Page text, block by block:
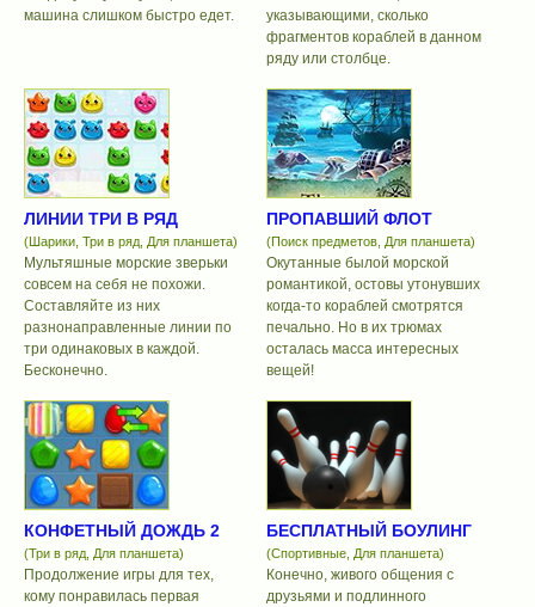
машина слишком быстро едет.
указывающими, сколько
фрагментов кораблей в данном
ряду или столбце.
ЛИНИИ ТРИ В РЯД
(Шарики, Три в ряд, Для планшета)
Мультяшные морские зверьки
совсем на себя не похожи.
Составляйте из них
разнонаправленные линии по
три одинаковых в каждой.
Бесконечно.
ПРОПАВШИЙ ФЛОТ
(Поиск предметов, Для планшета)
Окутанные былой морской
романтикой, остовы утонувших
когда-то кораблей смотрятся
печально. Но в их трюмах
осталась масса интересных
вещей!
КОНФЕТНЫЙ ДОЖДЬ 2
(Три в ряд, Для планшета)
Продолжение игры для тех,
кому понравилась первая
БЕСПЛАТНЫЙ БОУЛИНГ
(Спортивные, Для планшета)
Конечно, живого общения с
друзьями и подлинного